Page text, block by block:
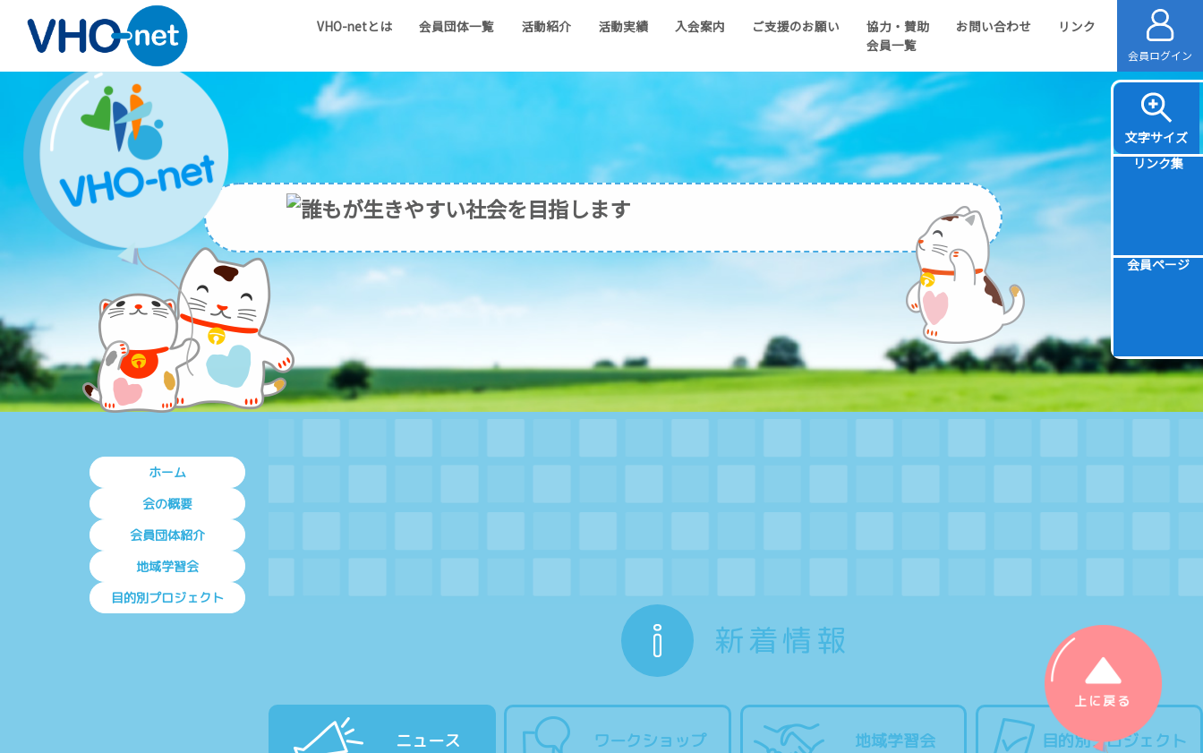
VHO-netとは 会員団体一覧 活動紹介 活動実績 入会案内 ご支援のお願い
協力・賛助
会員一覧
お問い合わせ リンク
会員ログイン
文字サイズ
リンク集
会員ページ
新着情報
ニュース ワークショップ 地域学習会 目的別プロジェクト
上に戻る
ホーム
会の概要
会員団体紹介
地域学習会
目的別プロジェクト